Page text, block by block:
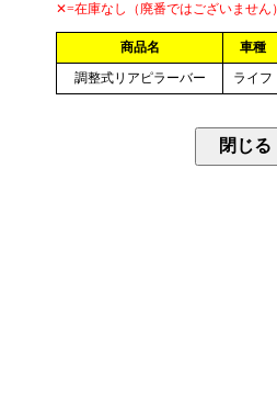
✕=在庫なし（廃番ではございません）
商品名 車種
調整式リアピラーバー
ライフ